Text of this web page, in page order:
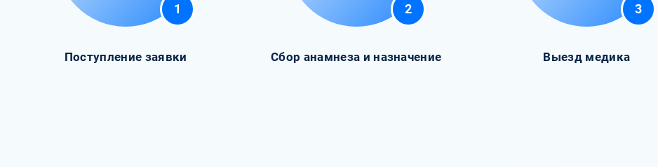
1
Поступление заявки
2
Сбор анамнеза и назначение
3
Выезд медика